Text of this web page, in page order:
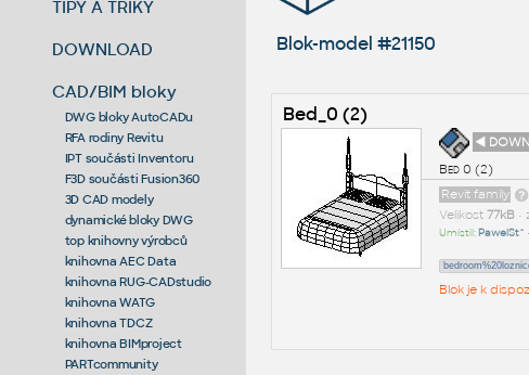
TIPY A TRIKY
DOWNLOAD
CAD/BIM bloky
DWG bloky AutoCADu
RFA rodiny Revitu
IPT součásti Inventoru
F3D součásti Fusion360
3D CAD modely
dynamické bloky DWG
top knihovny výrobců
knihovna AEC Data
knihovna RUG-CADstudio
knihovna WATG
knihovna TDCZ
knihovna BIMproject
PARTcommunity
Blok-model #21150
Bed_0 (2)
◄
Bed 0 (2)
Revit family
Velikost 77kB•
Umístil: PawelSt^ •
Blok je k